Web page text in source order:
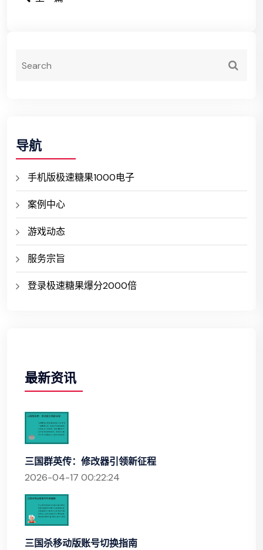
导航
手机版极速糖果1000电子
案例中心
游戏动态
服务宗旨
登录极速糖果爆分2000倍
最新资讯
三国群英传：修改器引领新征程
2026-04-17 00:22:24
三国杀移动版账号切换指南